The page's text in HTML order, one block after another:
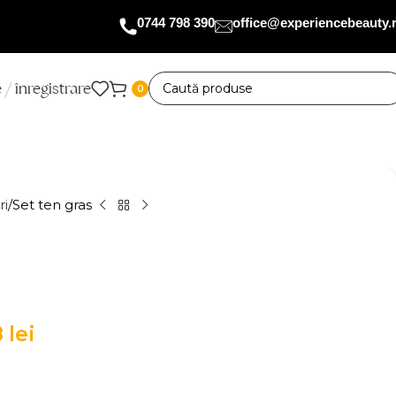
0744 798 390
/ înregistrare 0
Set ten gras
lei